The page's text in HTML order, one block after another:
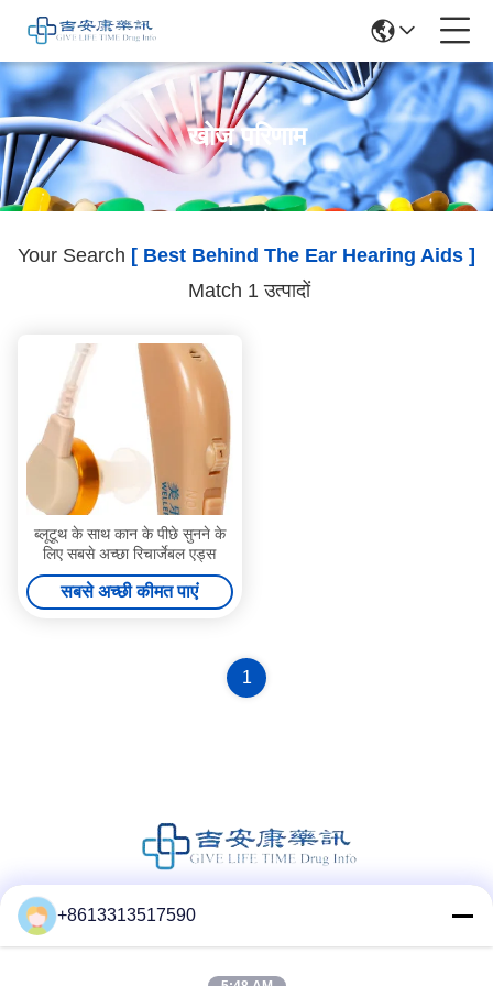
खोज परिणाम
Your Search [ Best Behind The Ear Hearing Aids ]
Match 1 उत्पादों
ब्लूटूथ के साथ कान के पीछे सुनने के
लिए सबसे अच्छा रिचार्जेबल एड्स
सबसे अच्छी कीमत पाएं
1
+8613313517590